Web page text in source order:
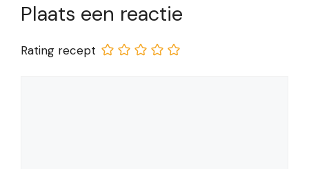
Plaats een reactie
Rating recept